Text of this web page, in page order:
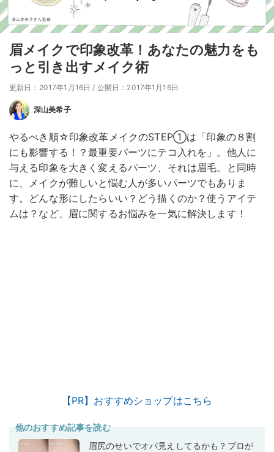
眉メイクで印象改革！あなたの魅力をも
っと引き出すメイク術
更新日：2017年1月16日 / 公開日：2017年1月16日
深山美希子
やるべき順☆印象改革メイクのSTEP①は「印象の８割
にも影響する！？最重要パーツにテコ入れを」。他人に
与える印象を大きく変えるパーツ、それは眉毛。と同時
に、メイクが難しいと悩む人が多いパーツでもありま
す。どんな形にしたらいい？どう描くのか？使うアイテ
ムは？など、眉に関するお悩みを一気に解決します！
【PR】おすすめショップはこちら
他のおすすめ記事を読む
眉尻のせいでオバ見えしてるかも？プロが